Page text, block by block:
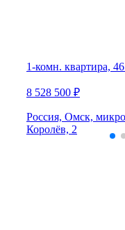
1-комн. квартира,
8 528 500 ₽
Россия, Омск,
Королёв, 2